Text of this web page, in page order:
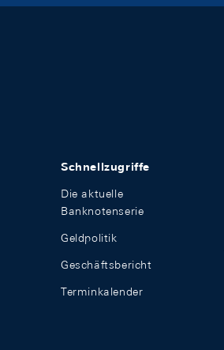
Schnellzugriffe
Die aktuelle
Banknotenserie
Geldpolitik
Geschäftsbericht
Terminkalender